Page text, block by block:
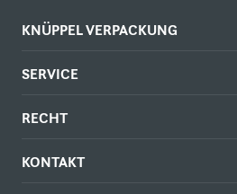
KNÜPPEL VERPACKUNG
SERVICE
RECHT
KONTAKT